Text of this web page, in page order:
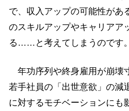
で、収入アップの可能性があ
のスキルアップやキャリアア
る……と考えてしまうのです。
年功序列や終身雇用が崩壊
若手社員の「出世意欲」の減
に対するモチベーションにも